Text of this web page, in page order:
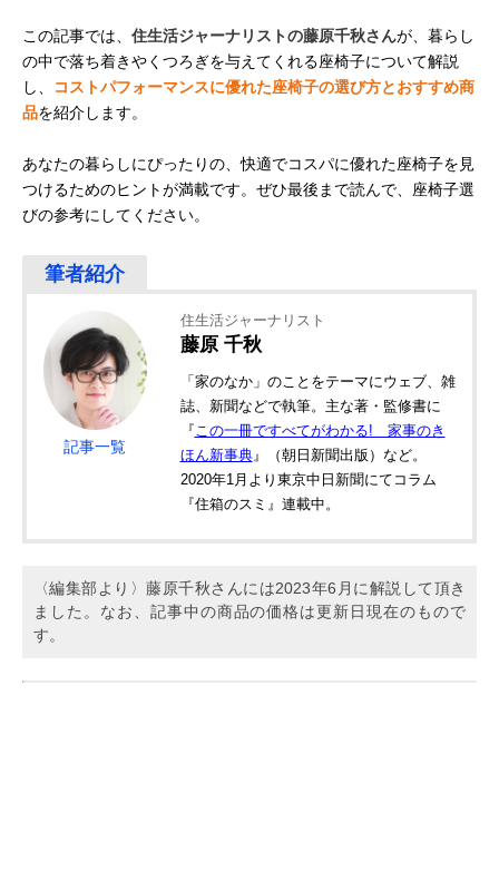
この記事では、 住生活ジャーナリストの藤原千秋さんが、暮らし
の中で落ち着きやくつろぎを与えてくれる座椅子について解説
し、
コストパフォーマンスに優れた座椅子の選び方とおすすめ商
品を紹介します。
あなたの暮らしにぴったりの、快適でコスパに優れた座椅子を見
つけるためのヒントが満載です。ぜひ最後まで読んで、座椅子選
びの参考にしてください。
記事一覧
住生活ジャーナリスト
藤原 千秋
「家のなか」のことをテーマにウェブ、雑
誌、新聞などで執筆。主な著・監修書に
『 この一冊ですべてがわかる! 家事のき
ほん新事典』（朝日新聞出版）など。
2020年1月より東京中日新聞にてコラム
『住箱のスミ』連載中。
〈編集部より〉藤原千秋さんには2023年6月に解説して頂き
ました。なお、記事中の商品の価格は更新日現在のもので
す。